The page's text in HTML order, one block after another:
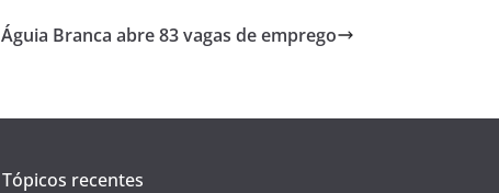
Águia Branca abre 83 vagas de emprego
Tópicos recentes